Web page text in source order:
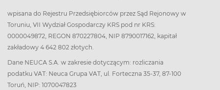
wpisana do Rejestru Przedsiębiorców przez Sąd Rejonowy w
Toruniu, VII Wydział Gospodarczy KRS pod nr KRS:
0000049872, REGON 870227804, NIP 8790017162, kapitał
zakładowy 4 642 802 złotych.
Dane NEUCA S.A. w zakresie dotyczącym: rozliczania
podatku VAT: Neuca Grupa VAT, ul. Forteczna 35-37, 87-100
Toruń, NIP: 1070047823